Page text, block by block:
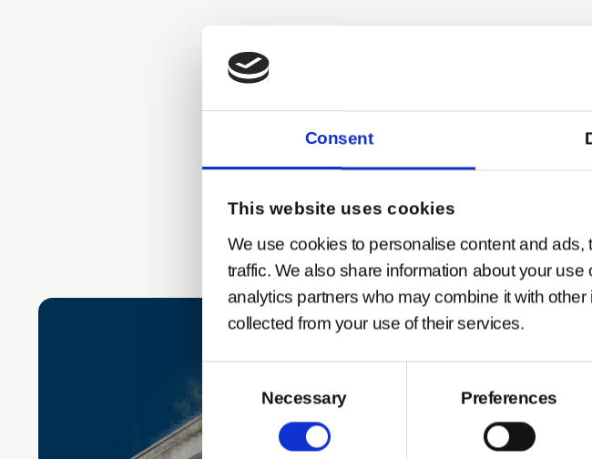
Consent
This website uses cookies
We use cookies to personalise content and
traffic. We also share information about your
analytics partners who may combine it with other
collected from your use of their services.
SelectionNecessary Preferences